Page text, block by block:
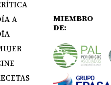
A
MIEMBRO
DE: